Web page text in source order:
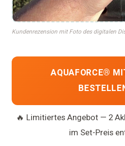
Kundenrezension mit Foto des digitalen
AQUAFORCE®
🔥 Limitiertes Angebot — 2
im Set-Preis